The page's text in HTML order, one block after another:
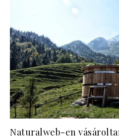
Naturalweb-en